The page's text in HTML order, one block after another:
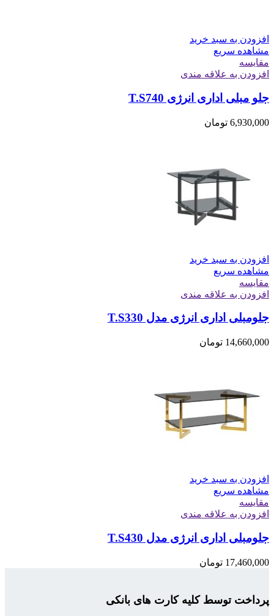
افزودن به سبد خرید
مشاهده سریع
مقایسه
افزودن به علاقه مندی
جلو مبلی اداری انرژی T.S740
6,930,000 تومان
افزودن به سبد خرید
مشاهده سریع
مقایسه
افزودن به علاقه مندی
جلومبلی اداری انرژی مدل T.S330
14,660,000 تومان
افزودن به سبد خرید
مشاهده سریع
مقایسه
افزودن به علاقه مندی
جلومبلی اداری انرژی مدل T.S430
17,460,000 تومان
پرداخت توسط کلیه کارت های بانکی